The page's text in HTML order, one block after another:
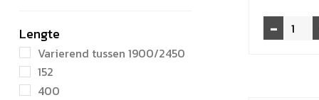
Lengte
Varierend tussen 1900/2450
152
400
-
Douglas
3-